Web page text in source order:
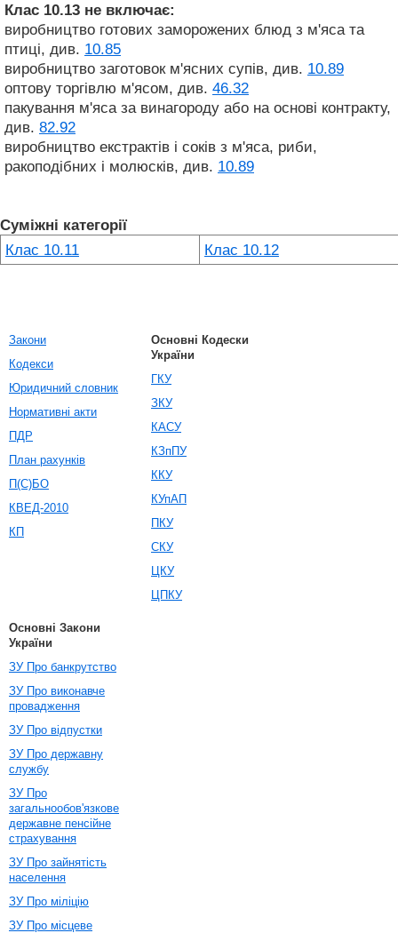
Клас 10.13 не включає:
виробництво готових заморожених блюд з м'яса та
птиці, див. 10.85
виробництво заготовок м'ясних супів, див. 10.89
оптову торгівлю м'ясом, див. 46.32
пакування м'яса за винагороду або на основі контракту,
див. 82.92
виробництво екстрактів і соків з м'яса, риби,
ракоподібних і молюсків, див. 10.89
Суміжні категорії
Клас 10.11
Клас 10.12
Закони
Кодекси
Юридичний словник
Нормативні акти
ПДР
План рахунків
П(С)БО
КВЕД-2010
КП
Основні Кодески
України
ГКУ
ЗКУ
КАСУ
КЗпПУ
ККУ
КУпАП
ПКУ
СКУ
ЦКУ
ЦПКУ
Основні Закони
України
ЗУ Про банкрутство
ЗУ Про виконавче
провадження
ЗУ Про відпустки
ЗУ Про державну
службу
ЗУ Про
загальнообов'язкове
державне пенсійне
страхування
ЗУ Про зайнятість
населення
ЗУ Про міліцію
ЗУ Про місцеве